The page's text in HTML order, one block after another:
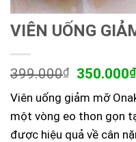
VIÊN UỐNG
399.000₫
Giá
là:
350.000₫
Viên uống giảm mỡ
một vòng eo thon gọn
được hiệu quả về cân